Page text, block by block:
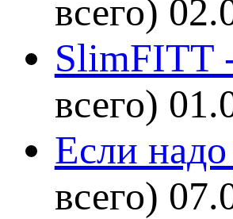
всего)
SlimFITT
всего)
Если
всего)